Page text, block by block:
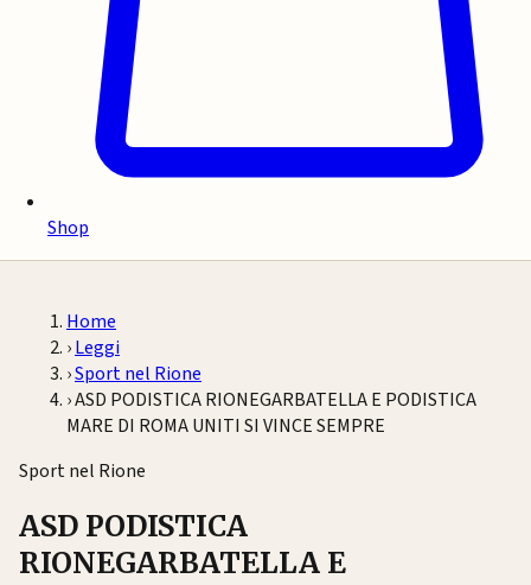
Shop
Home
›Leggi
›Sport nel Rione
›ASD PODISTICA RIONEGARBATELLA E PODISTICA
MARE DI ROMA UNITI SI VINCE SEMPRE
Sport nel Rione
ASD PODISTICA
RIONEGARBATELLA E